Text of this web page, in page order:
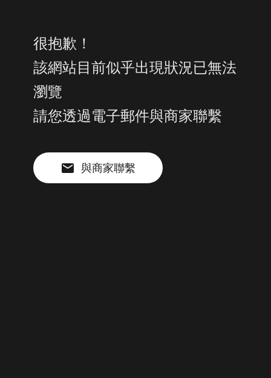
很抱歉！
該網站目前似乎出現狀況已無法
瀏覽
請您透過電子郵件與商家聯繫
與商家聯繫